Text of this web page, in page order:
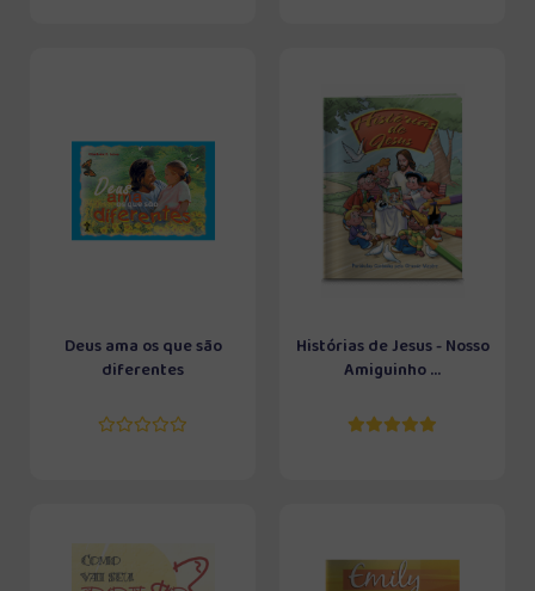
Deus ama os que são
diferentes
Histórias de Jesus - Nosso
Amiguinho ...